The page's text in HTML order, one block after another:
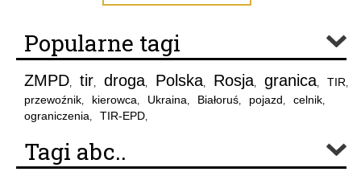
Popularne tagi
ZMPD, tir, droga, Polska, Rosja, granica, TIR,
przewoźnik, kierowca, Ukraina, Białoruś, pojazd, celnik,
ograniczenia, TIR-EPD,
Tagi abc..